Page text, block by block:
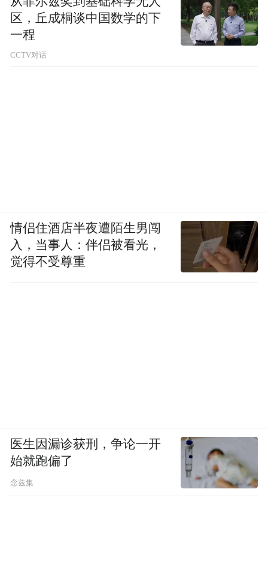
区，丘成桐谈中国数学的下
一程
CCTV对话
情侣住酒店半夜遭陌生男闯
入，当事人：伴侣被看光，
觉得不受尊重
医生因漏诊获刑，争论一开
始就跑偏了
念兹集